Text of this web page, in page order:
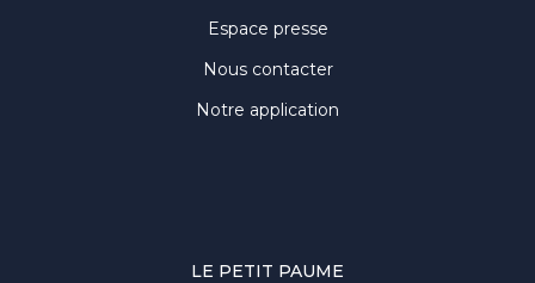
Espace presse
Nous contacter
Notre application
LE PETIT PAUME